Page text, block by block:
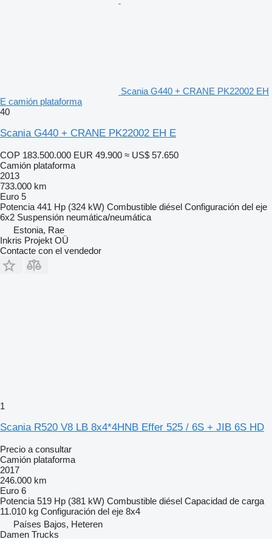
Scania G440 + CRANE PK22002 EH
E camión plataforma
40
Scania G440 + CRANE PK22002 EH E
COP 183.500.000 EUR 49.900 ≈ US$ 57.650
Camión plataforma
2013
733.000 km
Euro 5
Potencia 441 Hp (324 kW) Combustible diésel Configuración del eje
6x2 Suspensión neumática/neumática
Estonia, Rae
Inkris Projekt OÜ
Contacte con el vendedor
1
Scania R520 V8 LB 8x4*4HNB Effer 525 / 6S + JIB 6S HD
Precio a consultar
Camión plataforma
2017
246.000 km
Euro 6
Potencia 519 Hp (381 kW) Combustible diésel Capacidad de carga
11.010 kg Configuración del eje 8x4
Países Bajos, Heteren
Damen Trucks